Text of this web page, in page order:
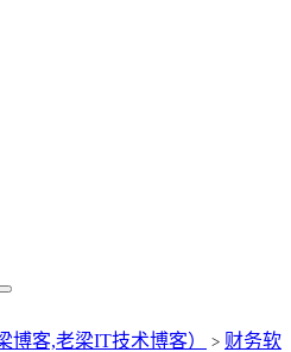
博客,老梁IT技术博客） > 财务软